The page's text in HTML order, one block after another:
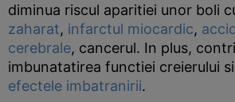
diminua riscul aparitiei unor boli
zaharat, infarctul miocardic,
cerebrale, cancerul. In plus,
imbunatatirea functiei creierului
efectele imbatranirii.